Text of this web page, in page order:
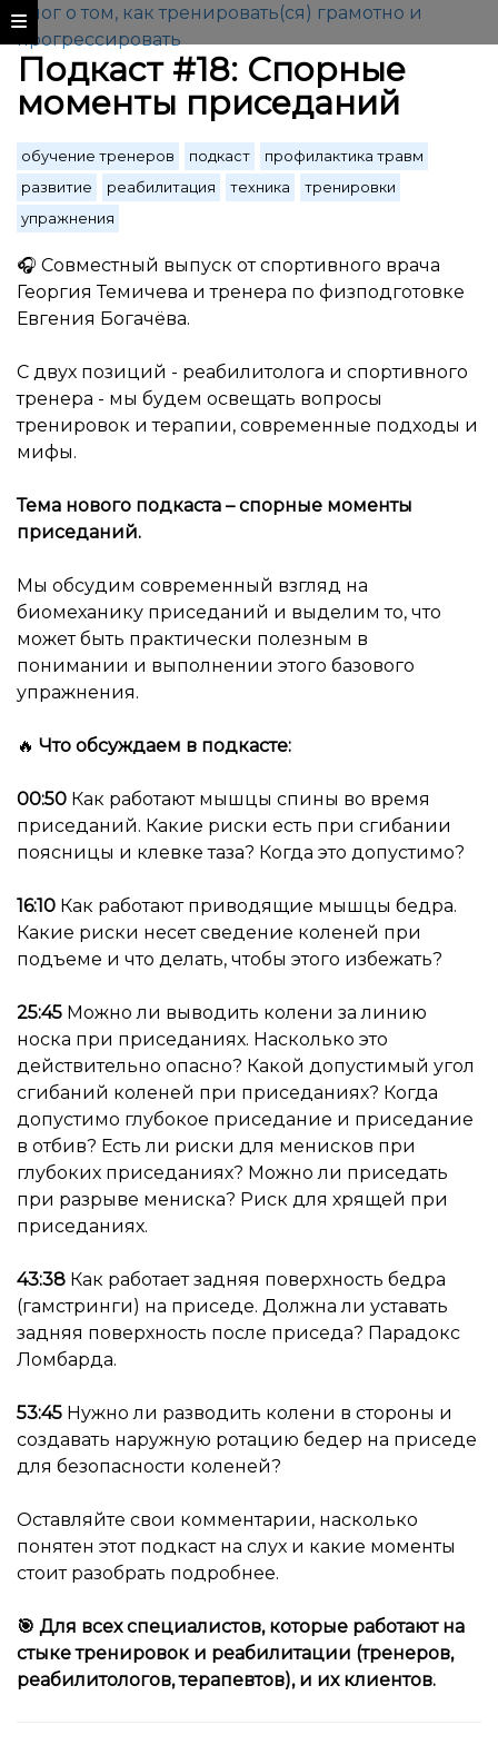
Блог о том, как тренировать(ся) грамотно и
прогрессировать
Подкаст #18: Спорные
моменты приседаний
обучение тренеров подкаст
профилактика травм
развитие
реабилитация техника
тренировки
упражнения
🎧 Совместный выпуск от спортивного врача
Георгия Темичева и тренера по физподготовке
Евгения Богачёва.
С двух позиций - реабилитолога и спортивного
тренера - мы будем освещать вопросы
тренировок и терапии, современные подходы и
мифы.
Тема нового подкаста – спорные моменты
приседаний.
Мы обсудим современный взгляд на
биомеханику приседаний и выделим то, что
может быть практически полезным в
понимании и выполнении этого базового
упражнения.
🔥 Что обсуждаем в подкасте:
00:50 Как работают мышцы спины во время
приседаний. Какие риски есть при сгибании
поясницы и клевке таза? Когда это допустимо?
16:10 Как работают приводящие мышцы бедра.
Какие риски несет сведение коленей при
подъеме и что делать, чтобы этого избежать?
25:45 Можно ли выводить колени за линию
носка при приседаниях. Насколько это
действительно опасно? Какой допустимый угол
сгибаний коленей при приседаниях? Когда
допустимо глубокое приседание и приседание
в отбив? Есть ли риски для менисков при
глубоких приседаниях? Можно ли приседать
при разрыве мениска? Риск для хрящей при
приседаниях.
43:38 Как работает задняя поверхность бедра
(гамстринги) на приседе. Должна ли уставать
задняя поверхность после приседа? Парадокс
Ломбарда.
53:45 Нужно ли разводить колени в стороны и
создавать наружную ротацию бедер на приседе
для безопасности коленей?
Оставляйте свои комментарии, насколько
понятен этот подкаст на слух и какие моменты
стоит разобрать подробнее.
🎯 Для всех специалистов, которые работают на
стыке тренировок и реабилитации (тренеров,
реабилитологов, терапевтов), и их клиентов.